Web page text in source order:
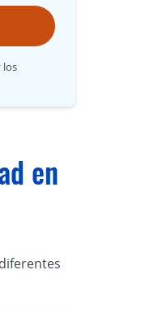
los
en